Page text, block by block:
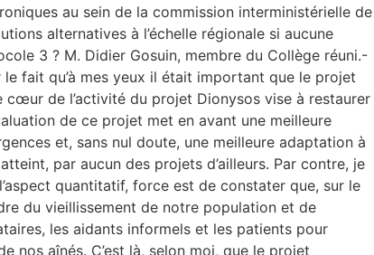
au sein de la commission interministérielle de
alternatives à l’échelle régionale si aucune
3 ? M. Didier Gosuin, membre du Collège réuni.-
fait qu’à mes yeux il était important que le projet
cœur de l’activité du projet Dionysos vise à restaurer
de ce projet met en avant une meilleure
et, sans nul doute, une meilleure adaptation à
par aucun des projets d’ailleurs. Par contre, je
quantitatif, force est de constater que, sur le
du vieillissement de notre population et de
les aidants informels et les patients pour
nos aînés. C’est là, selon moi, que le projet